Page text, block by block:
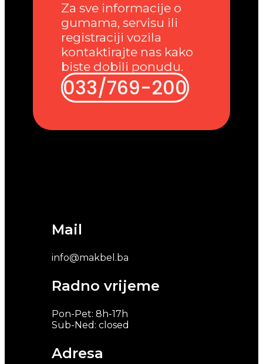
Mail
info@makbel.ba
Radno vrijeme
Pon-Pet: 8h-17h
Sub-Ned: closed
Adresa
Za sve informacije o
gumama, servisu ili
registraciji vozila
kontaktirajte nas kako
biste dobili ponudu.
033/769-200